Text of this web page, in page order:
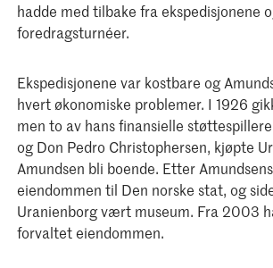
hadde med tilbake fra ekspedisjonene
foredragsturnéer.
Ekspedisjonene var kostbare og
hvert økonomiske problemer. I 1926
men to av hans finansielle
og Don Pedro Christophersen, kjøpte
Amundsen bli boende. Etter
eiendommen til Den norske stat, og
Uranienborg vært museum. Fra 2003
forvaltet eiendommen.